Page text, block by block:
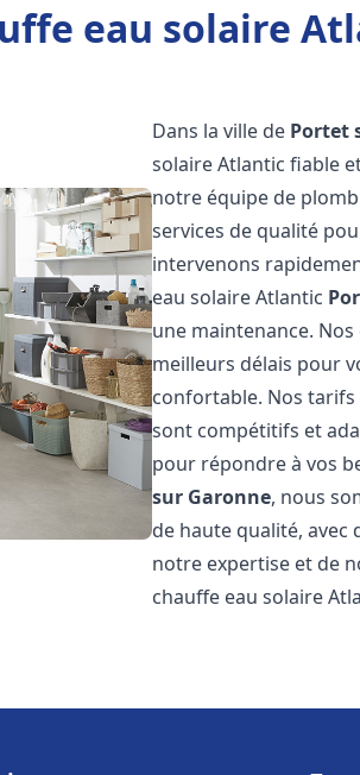
eau solaire
Dans la ville de Portet
solaire Atlantic fiable
notre équipe de
services de qualité
intervenons
eau solaire Atlantic
une maintenance.
meilleurs délais pour
confortable. Nos tarifs
sont compétitifs et
pour répondre à vos
sur Garonne, nous
de haute qualité,
notre expertise et de
chauffe eau solaire